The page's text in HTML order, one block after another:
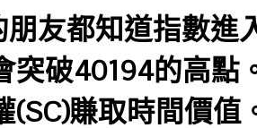
朋友都知道指數進
突破40194的高點
(SC)賺取時間價值